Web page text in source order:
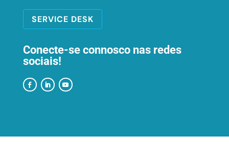
SERVICE DESK
Conecte-se connosco nas redes
sociais!